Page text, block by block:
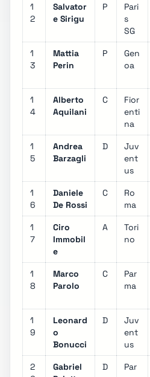
1
2
Salvator
e Sirigu
P
Pari
s
SG
1
3
Mattia
Perin
P
Gen
oa
1
4
Alberto
Aquilani
C
Fior
enti
na
1
5
Andrea
Barzagli
D
Juv
ent
us
1
6
Daniele
De Rossi
C
Ro
ma
1
7
Ciro
Immobil
e
A
Tori
no
1
8
Marco
Parolo
C
Par
ma
1
9
Leonard
o
Bonucci
D
Juv
ent
us
2
Gabriel
D
Par